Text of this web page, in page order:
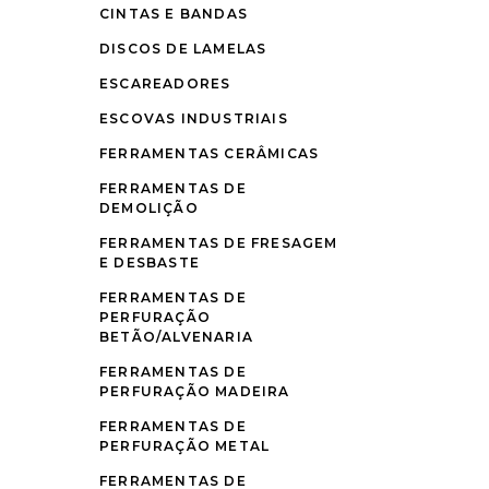
CINTAS E BANDAS
DISCOS DE LAMELAS
ESCAREADORES
ESCOVAS INDUSTRIAIS
FERRAMENTAS CERÂMICAS
FERRAMENTAS DE
DEMOLIÇÃO
FERRAMENTAS DE FRESAGEM
E DESBASTE
FERRAMENTAS DE
PERFURAÇÃO
BETÃO/ALVENARIA
FERRAMENTAS DE
PERFURAÇÃO MADEIRA
FERRAMENTAS DE
PERFURAÇÃO METAL
FERRAMENTAS DE